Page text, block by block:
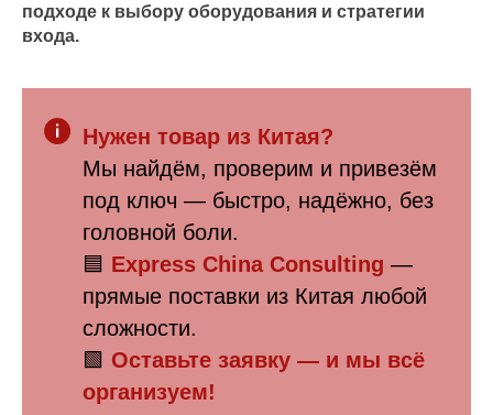
подходе к выбору оборудования и стратегии
входа.
Нужен товар из Китая?
Мы найдём, проверим и привезём
под ключ — быстро, надёжно, без
головной боли.
🟦 Express China Consulting —
прямые поставки из Китая любой
сложности.
🟩 Оставьте заявку — и мы всё
организуем!